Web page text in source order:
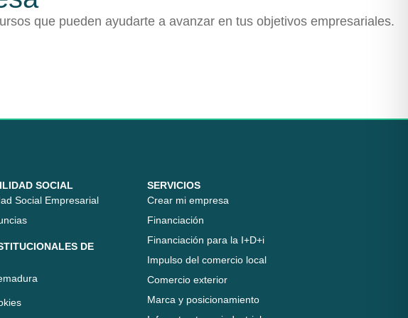
que pueden ayudarte a avanzar en tus objetivos empresariales.
SOCIAL
Social Empresarial
DE
SERVICIOS
Crear mi empresa
Financiación
Financiación para la I+D+i
Impulso del comercio local
Comercio exterior
Marca y posicionamiento